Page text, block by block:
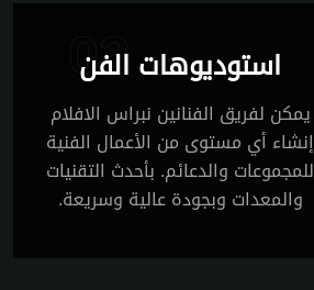
02
استوديوهات الفن
يمكن لفريق الفنانين نبراس الافلام
إنشاء أي مستوى من الأعمال الفنية
للمجموعات والدعائم. بأحدث التقنيات
والمعدات وبجودة عالية وسريعة.